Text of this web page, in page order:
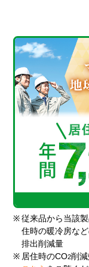
※ 従来品から当該
住時の暖冷房な
排出削減量
※ 居住時のCO2削減